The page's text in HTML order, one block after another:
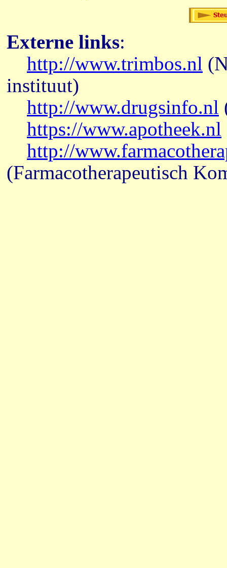
Externe links:
http://www.trimbos.nl
instituut)
http://www.drugsinfo.nl
https://www.apotheek.nl
http://
(Farmacotherapeutisch